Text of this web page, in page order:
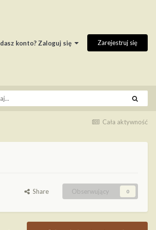
konto? Zaloguj się Zarejestruj się
Cała aktywność
Share Obserwujący 0